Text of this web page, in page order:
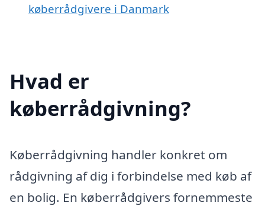
køberrådgivere i Danmark
Hvad er
køberrådgivning?
Køberrådgivning handler konkret om
rådgivning af dig i forbindelse med køb af
en bolig. En køberrådgivers fornemmeste